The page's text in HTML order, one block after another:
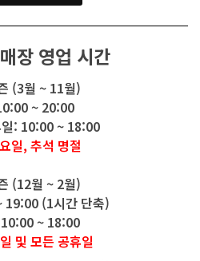
장 영업 시간
(3월 ~ 11월)
~ 20:00
일: 10:00 ~ 18:00
일, 추석 명절
(12월 ~ 2월)
19:00 (1시간 단축)
~ 18:00
및 모든 공휴일